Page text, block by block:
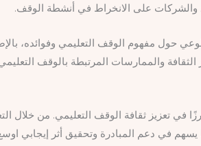
والشركات على الانخراط في أنشطة الوقف.
حول مفهوم الوقف التعليمي وفوائده،
الثقافة والممارسات المرتبطة بالوقف
في تعزيز ثقافة الوقف التعليمي. من خلال
في دعم المبادرة وتحقيق أثر إيجابي